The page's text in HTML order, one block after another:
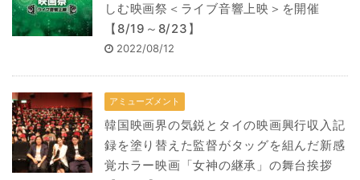
しむ映画祭＜ライブ音響上映＞を開催
【8/19～8/23】
2022/08/12
アミューズメント
韓国映画界の気鋭とタイの映画興行収入記
録を塗り替えた監督がタッグを組んだ新感
覚ホラー映画「女神の継承」の舞台挨拶